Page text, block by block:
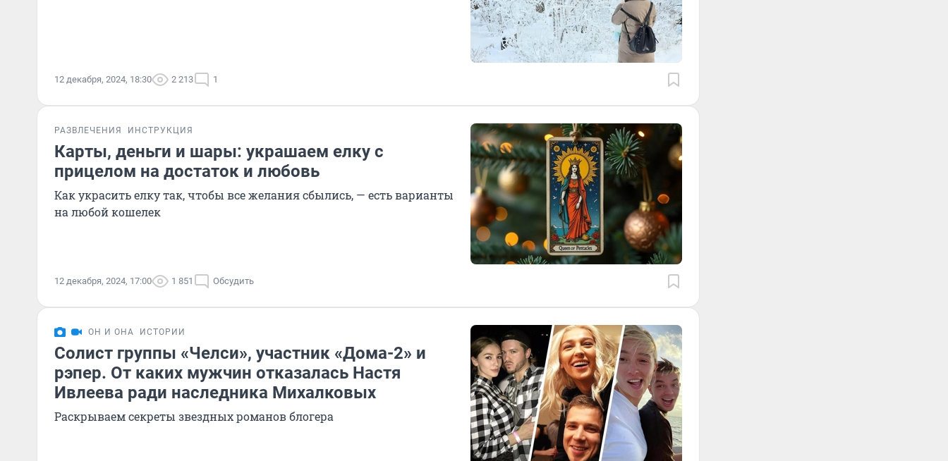
12 декабря, 2024, 18:30 2 213 1
РАЗВЛЕЧЕНИЯ ИНСТРУКЦИЯ
Карты, деньги и шары: украшаем елку с
прицелом на достаток и любовь
Как украсить елку так, чтобы все желания сбылись, — есть варианты
на любой кошелек
12 декабря, 2024, 17:00 1 851 Обсудить
ОН И ОНА ИСТОРИИ
Солист группы «Челси», участник «Дома-2» и
рэпер. От каких мужчин отказалась Настя
Ивлеева ради наследника Михалковых
Раскрываем секреты звездных романов блогера